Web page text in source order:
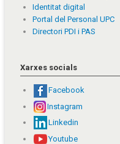
Identitat digital
Portal del Personal UPC
Directori PDI i PAS
Xarxes socials
Facebook
Instagram
Linkedin
Youtube